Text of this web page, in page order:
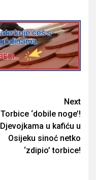
Next
Torbice ‘dobile noge’!
Djevojkama u kafiću u
Osijeku sinoć netko
‘zdipio’ torbice!